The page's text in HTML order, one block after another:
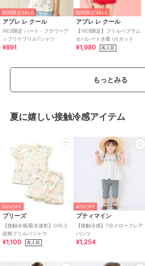
期間限定SALE
アプレ レ クール
WEB限定 ハート・フラワーア
ップリケフリルTシャツ
¥891
期間限定SALE
アプレ レ クール
【WEB限定】フリルペプラム
セパレート水着 UVカット
¥1,980 再入荷
もっとみる
夏に嬉しい接触冷感アイテム
50%OFF
ブリーズ
【接触冷感/吸水速乾】GIRLS
総柄フリルパジャマ
¥1,100 再入荷
40%OFF
プティマイン
【接触冷感】7分メローフレア
パンツ
¥1,254